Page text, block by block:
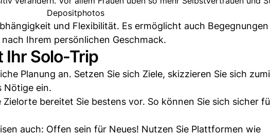
Depositphotos
und Flexibilität. Es ermöglicht auch
Ihrem persönlichen Geschmack.
Ihr Solo-Trip
Planung an. Setzen Sie sich Ziele, skizzieren Sie sich
Nötige ein.
bereitet Sie bestens vor. So können Sie sich sicher
auch: Offen sein für Neues! Nutzen Sie Plattformen wie